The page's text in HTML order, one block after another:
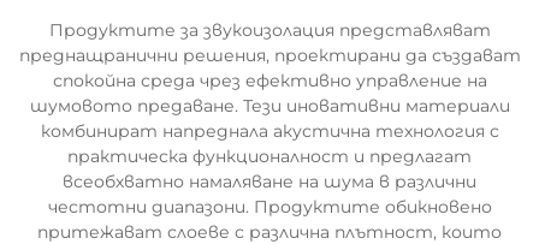
Продуктите за звукоизолация представляват
преднащранични решения, проектирани да създават
спокойна среда чрез ефективно управление на
шумовото предаване. Тези иновативни материали
комбинират напреднала акустична технология с
практическа функционалност и предлагат
всеобхватно намаляване на шума в различни
честотни диапазони. Продуктите обикновено
притежават слоеве с различна плътност, които